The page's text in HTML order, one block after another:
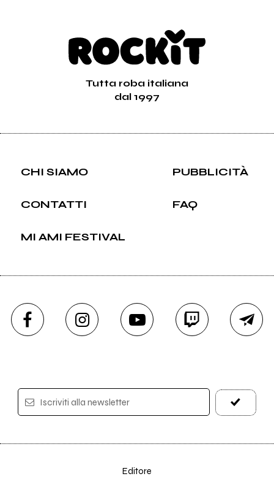
Tutta roba italiana
dal 1997
CHI SIAMO PUBBLICITÀ
CONTATTI FAQ
MI AMI FESTIVAL
Iscriviti alla newsletter
Editore